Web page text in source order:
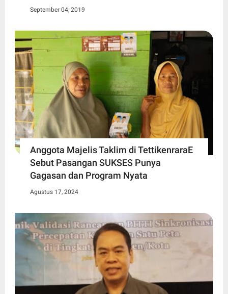
September 04, 2019
Anggota Majelis Taklim di TettikenraraE
Sebut Pasangan SUKSES Punya
Gagasan dan Program Nyata
Agustus 17, 2024